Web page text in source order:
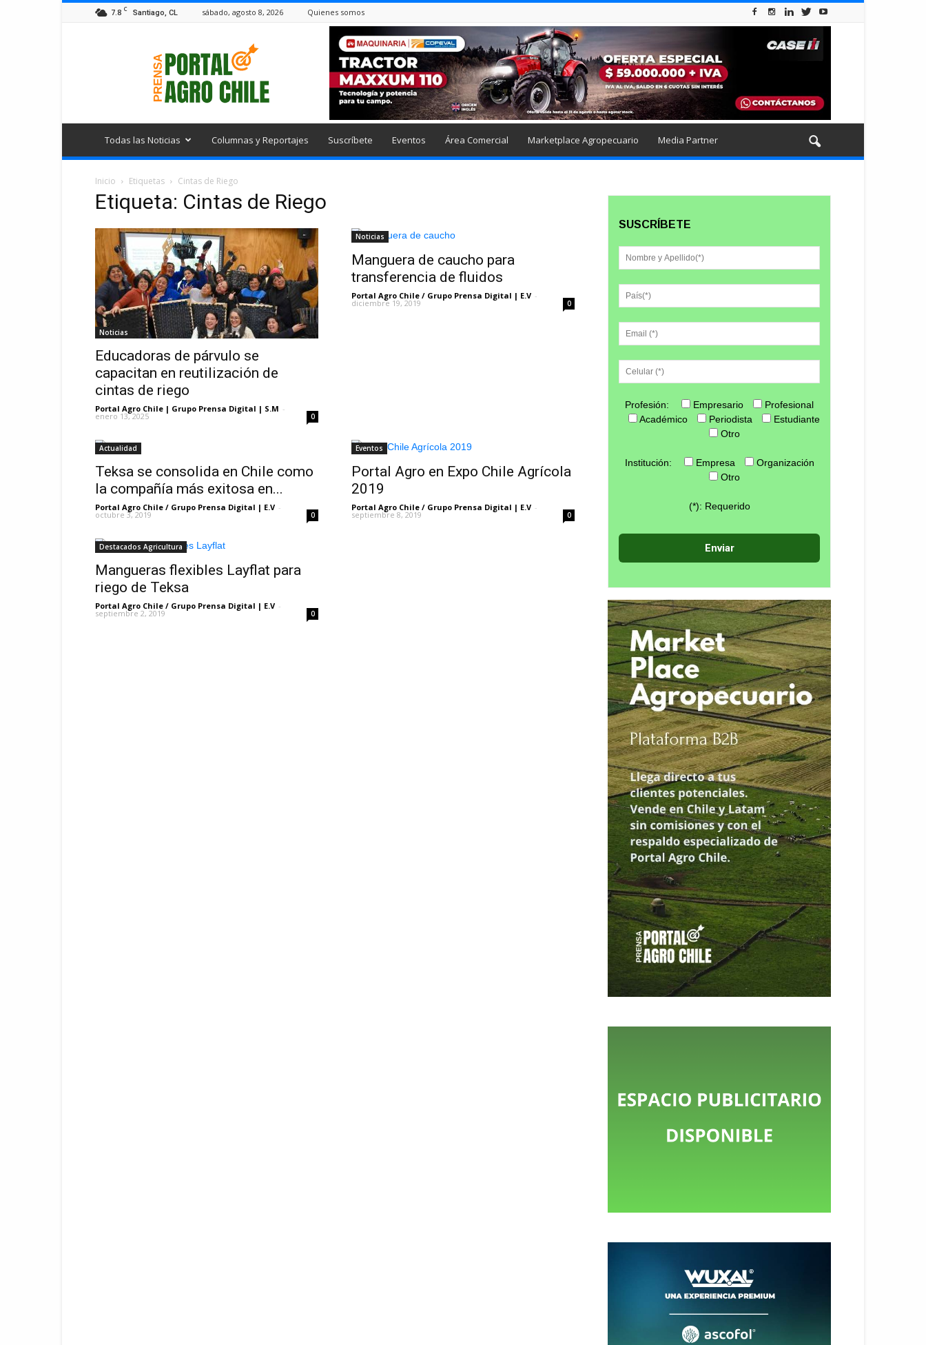
7.8 C Santiago, CL sábado, agosto 8, 2026 Quienes somos
Todas las Noticias Columnas y Reportajes Suscríbete Eventos Área Comercial Marketplace Agropecuario Media Partner
Inicio Etiquetas Cintas de Riego
Etiqueta: Cintas de Riego
Noticias
Educadoras de párvulo se
capacitan en reutilización de
cintas de riego
Portal Agro Chile | Grupo Prensa Digital | S.M -
enero 13, 2025 0
Noticias
Manguera de caucho para
transferencia de fluidos
Portal Agro Chile / Grupo Prensa Digital | E.V -
diciembre 19, 2019 0
Actualidad
Teksa se consolida en Chile como
la compañía más exitosa en...
Portal Agro Chile / Grupo Prensa Digital | E.V -
octubre 3, 2019 0
Eventos
Portal Agro en Expo Chile Agrícola
2019
Portal Agro Chile / Grupo Prensa Digital | E.V -
septiembre 8, 2019 0
Destacados Agricultura
Mangueras flexibles Layflat para
riego de Teksa
Portal Agro Chile / Grupo Prensa Digital | E.V -
septiembre 2, 2019 0
SUSCRÍBETE
Profesión: Empresario
Profesional
Académico
Periodista
Estudiante
Otro
Institución: Empresa
Organización
Otro
(*): Requerido